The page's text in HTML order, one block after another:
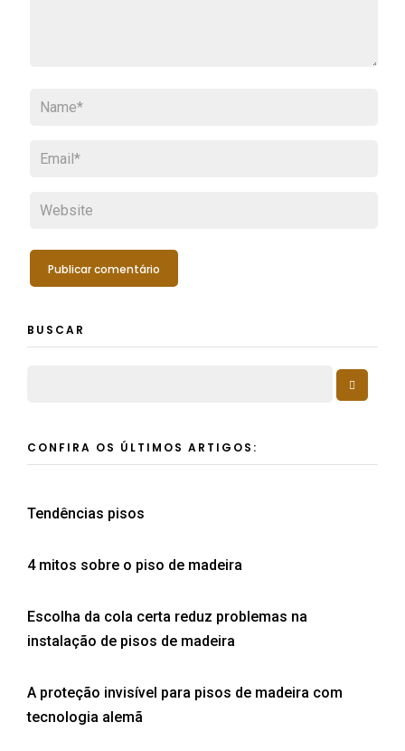
BUSCAR
CONFIRA OS ÚLTIMOS ARTIGOS:
Tendências pisos
4 mitos sobre o piso de madeira
Escolha da cola certa reduz problemas na
instalação de pisos de madeira
A proteção invisível para pisos de madeira com
tecnologia alemã